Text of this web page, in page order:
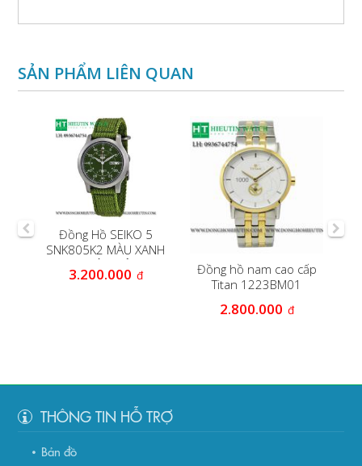
SẢN PHẨM LIÊN QUAN
Đồng Hồ SEIKO 5
SNK805K2 MÀU XANH
3.200.000 đ
Đồng hồ nam cao cấp
Titan 1223BM01
2.800.000 đ
THÔNG TIN HỖ TRỢ
Bản đồ